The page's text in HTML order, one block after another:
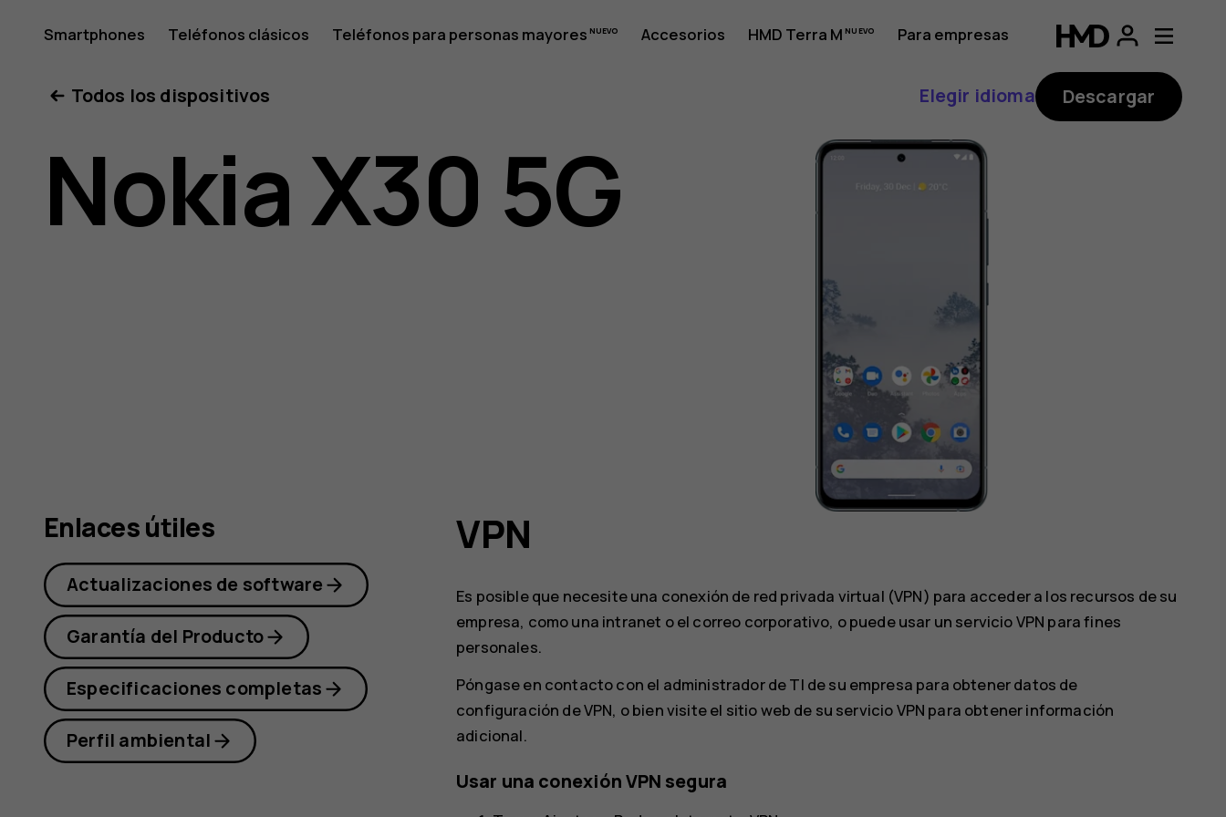
Guía
del
usuario
X30
5G
Smartphones Teléfonos clásicos Teléfonos para personas mayores Accesorios HMD Terra M
Para empresas
Todos los dispositivos
Elegir idioma Descargar
Nokia X30 5G
VPN
Es posible que necesite una conexión de red privada virtual (VPN) para acceder a los recursos de su
empresa, como una intranet o el correo corporativo, o puede usar un servicio VPN para fines
personales.
Póngase en contacto con el administrador de TI de su empresa para obtener datos de
configuración de VPN, o bien visite el sitio web de su servicio VPN para obtener información
adicional.
Usar una conexión VPN segura
Enlaces útiles
Actualizaciones de software
Garantía del Producto
Especificaciones completas
Perfil ambiental